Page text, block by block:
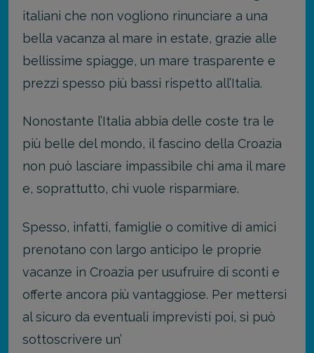
italiani che non vogliono rinunciare a una
bella vacanza al mare in estate, grazie alle
bellissime spiagge, un mare trasparente e
prezzi spesso più bassi rispetto all’Italia.
Nonostante l’Italia abbia delle coste tra le
più belle del mondo, il fascino della Croazia
non può lasciare impassibile chi ama il mare
e, soprattutto, chi vuole risparmiare.
Spesso, infatti, famiglie o comitive di amici
prenotano con largo anticipo le proprie
vacanze in Croazia per usufruire di sconti e
offerte ancora più vantaggiose. Per mettersi
al sicuro da eventuali imprevisti poi, si può
sottoscrivere un’